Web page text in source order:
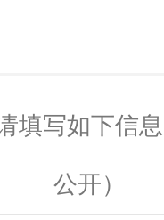
填写如下信
公开）